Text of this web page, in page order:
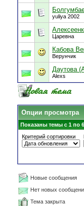
yuliya 2002
Царевна
Кабова
Верунчик
Даутова
Alexs
Опции просмотра
Показаны темы с 1 по
Критерий сортировки
Новые сообщения
Нет новых
Тема закрыта